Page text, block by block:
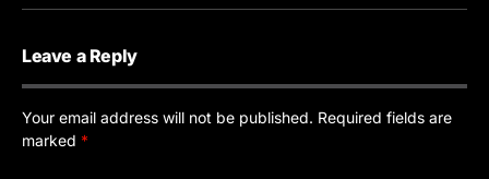
Leave a Reply
Your email address will not be published. Required fields are
marked *